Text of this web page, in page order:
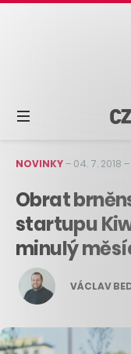
NOVINKY– 04. 7. 2018 –
Obrat
startupu
minulý
VÁCLAV